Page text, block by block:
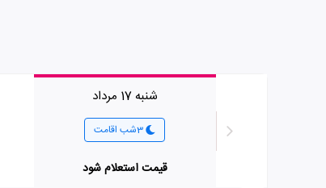
شنبه 17 مرداد
3شب اقامت
قیمت استعلام شود